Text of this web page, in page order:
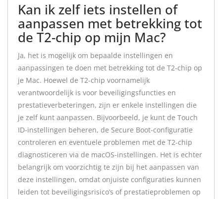
Kan ik zelf iets instellen of
aanpassen met betrekking tot
de T2-chip op mijn Mac?
Ja, het is mogelijk om bepaalde instellingen en
aanpassingen te doen met betrekking tot de T2-chip op
je Mac. Hoewel de T2-chip voornamelijk
verantwoordelijk is voor beveiligingsfuncties en
prestatieverbeteringen, zijn er enkele instellingen die
je zelf kunt aanpassen. Bijvoorbeeld, je kunt de Touch
ID-instellingen beheren, de Secure Boot-configuratie
controleren en eventuele problemen met de T2-chip
diagnosticeren via de macOS-instellingen. Het is echter
belangrijk om voorzichtig te zijn bij het aanpassen van
deze instellingen, omdat onjuiste configuraties kunnen
leiden tot beveiligingsrisico’s of prestatieproblemen op